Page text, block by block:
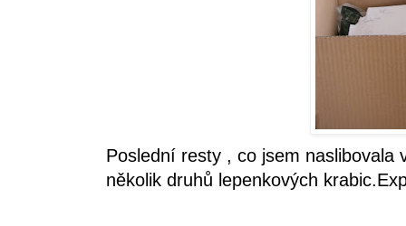
Poslední resty , co jsem naslibovala
několik druhů lepenkových